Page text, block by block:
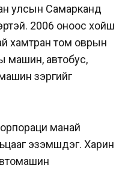
улсын Самарканд
2006 оноос хойш
хамтран том оврын
машин, автобус,
зэргийг
манай
эзэмшдэг. Харин